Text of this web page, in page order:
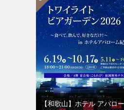
【和歌山】ホテル アバロ